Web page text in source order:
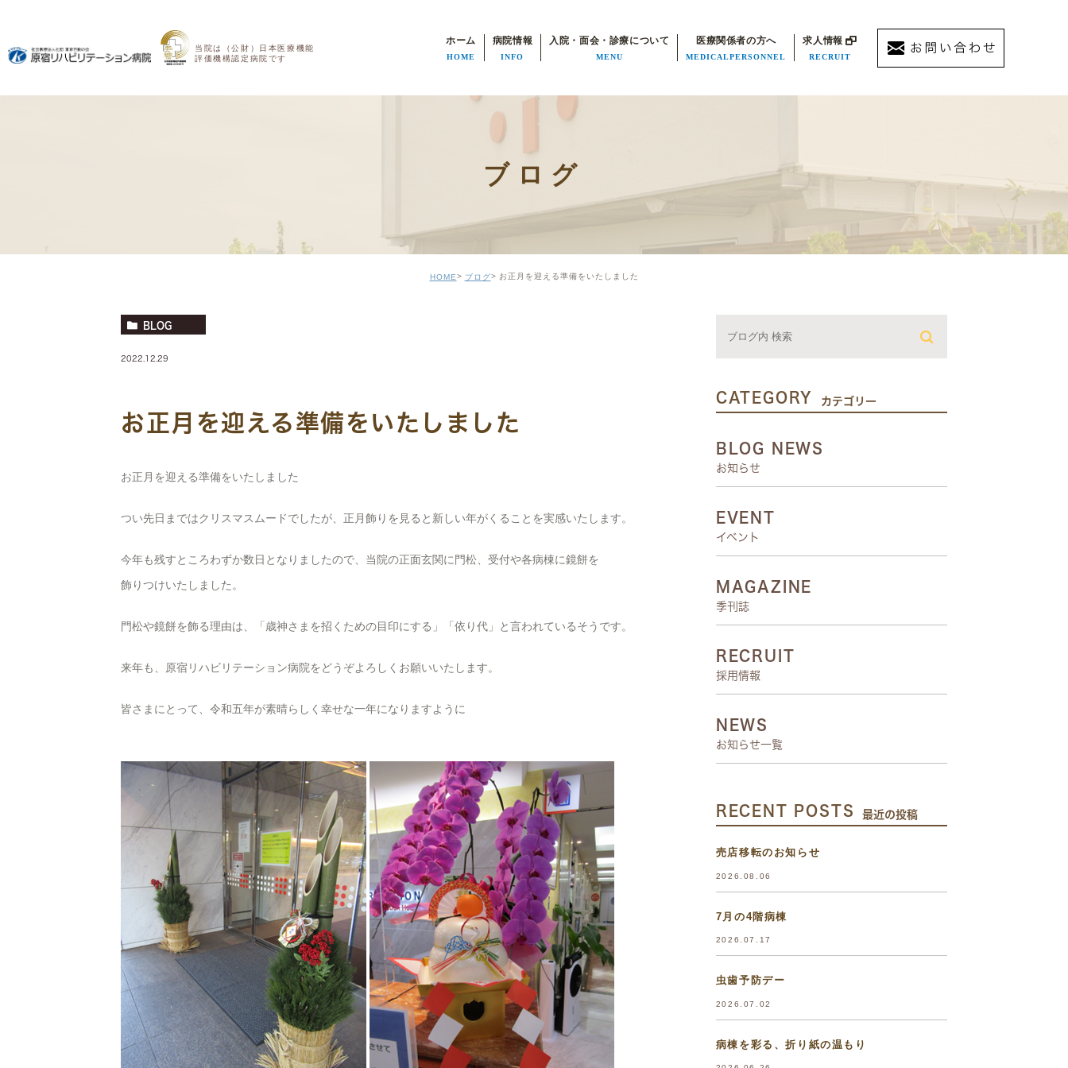
当院は（公財）日本医療機能
評価機構認定病院です
ホーム
HOME
病院情報
INFO
患者様の権利
機能評価の認定
テーション病棟とは
いて
看護部
関連施設リンク
入院・面会・診療について
MENU
リハビリテーション科
入退院支援センター
見学について
医療関係者の方へ
MEDICALPERSONNEL
求人情報
RECRUIT
ブログ
HOME ブログ お正月を迎える準備をいたしました
BLOG
2022.12.29
お正月を迎える準備をいたしました
お正月を迎える準備をいたしました
つい先日まではクリスマスムードでしたが、正月飾りを見ると新しい年がくることを実感いたします。
今年も残すところわずか数日となりましたので、当院の正面玄関に門松、受付や各病棟に鏡餅を
飾りつけいたしました。
門松や鏡餅を飾る理由は、「歳神さまを招くための目印にする」「依り代」と言われているそうです。
来年も、原宿リハビリテーション病院をどうぞよろしくお願いいたします。
皆さまにとって、令和五年が素晴らしく幸せな一年になりますように
CATEGORY カテゴリー
BLOG NEWS
お知らせ
EVENT
イベント
MAGAZINE
季刊誌
RECRUIT
採用情報
NEWS
お知らせ一覧
RECENT POSTS 最近の投稿
売店移転のお知らせ
2026.08.06
7月の4階病棟
2026.07.17
虫歯予防デー
2026.07.02
病棟を彩る、折り紙の温もり